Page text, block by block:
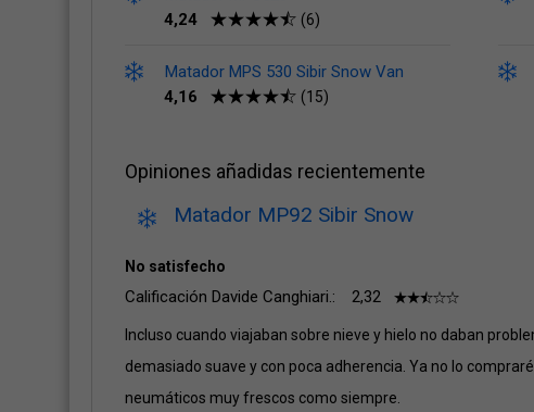
4,24
(6)
Matador MPS 530 Sibir Snow Van
4,16
(15)
Opiniones añadidas recientemente
Matador MP92 Sibir Snow
No satisfecho
Calificación Davide Canghiari.: 2,32
Incluso cuando viajaban sobre nieve y hielo no daban
demasiado suave y con poca adherencia. Ya no lo
neumáticos muy frescos como siempre.